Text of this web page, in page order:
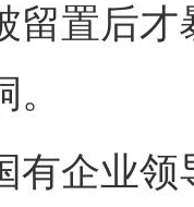
留置后
企业领